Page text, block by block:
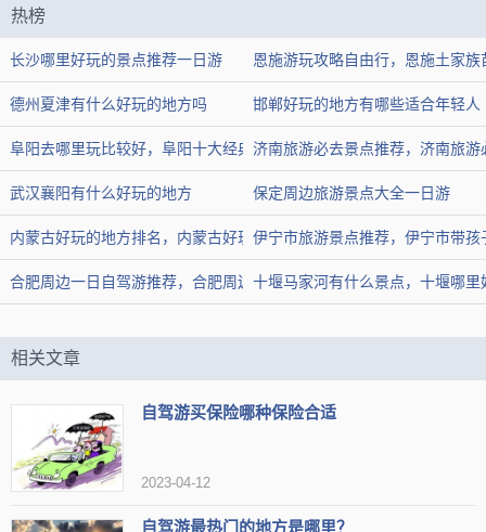
【网友印象】
评论1：棕榈湾，位于苍南赤溪镇棕利头村，是苍南最美的海湾、最佳
评论2：伫立在海边，眺望着远方，眼前是波澜壮阔的大海，不禁让人
组图
龙湾潭国家森林公园
类型 公园
热度 4.5万人近期来过
【简介】“龙湾潭国家森林公园”位于温州市永嘉县，是一个美丽
的自然风光区域，以其清澈的水和丰富的生态资源而闻名，是一
个理想的户外休闲和探险目的地。”
热榜
长沙哪里好玩的景点推荐一日游 恩施游玩攻略自由行，恩施土家
德州夏津有什么好玩的地方吗 邯郸好玩的地方有哪些适合年轻人
阜阳去哪里玩比较好，阜阳十大经典景点济南旅游必去景点推荐，济南旅游
武汉襄阳有什么好玩的地方 保定周边旅游景点大全一日游
内蒙古好玩的地方排名，内蒙古好玩的地方自驾游伊宁市旅游景点推荐，伊宁市带孩
合肥周边一日自驾游推荐，合肥周边游景点大全集十堰马家河有什么景点，十堰哪里
相关文章
自驾游买保险哪种保险合适
2023-04-12
自驾游最热门的地方是哪里？